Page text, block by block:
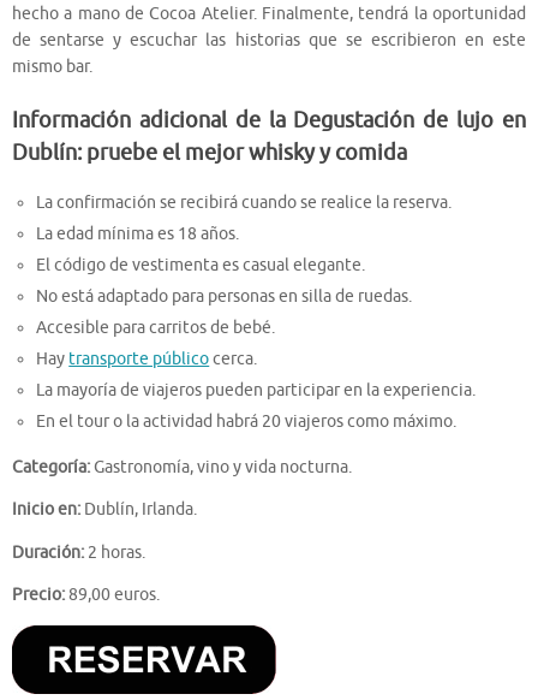
hecho a mano de Cocoa Atelier. Finalmente, tendrá la oportunidad
de sentarse y escuchar las historias que se escribieron en este
mismo bar.
Información adicional de la Degustación de lujo en
Dublín: pruebe el mejor whisky y comida
La confirmación se recibirá cuando se realice la reserva.
La edad mínima es 18 años.
El código de vestimenta es casual elegante.
No está adaptado para personas en silla de ruedas.
Accesible para carritos de bebé.
Hay transporte públicocerca.
La mayoría de viajeros pueden participar en la experiencia.
En el tour o la actividad habrá 20 viajeros como máximo.
Categoría:Gastronomía, vino y vida nocturna.
Inicio en: Dublín, Irlanda.
Duración: 2 horas.
Precio:89,00 euros.